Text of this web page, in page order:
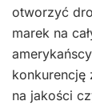
otworzyć
marek na
konkurencję
na jakości